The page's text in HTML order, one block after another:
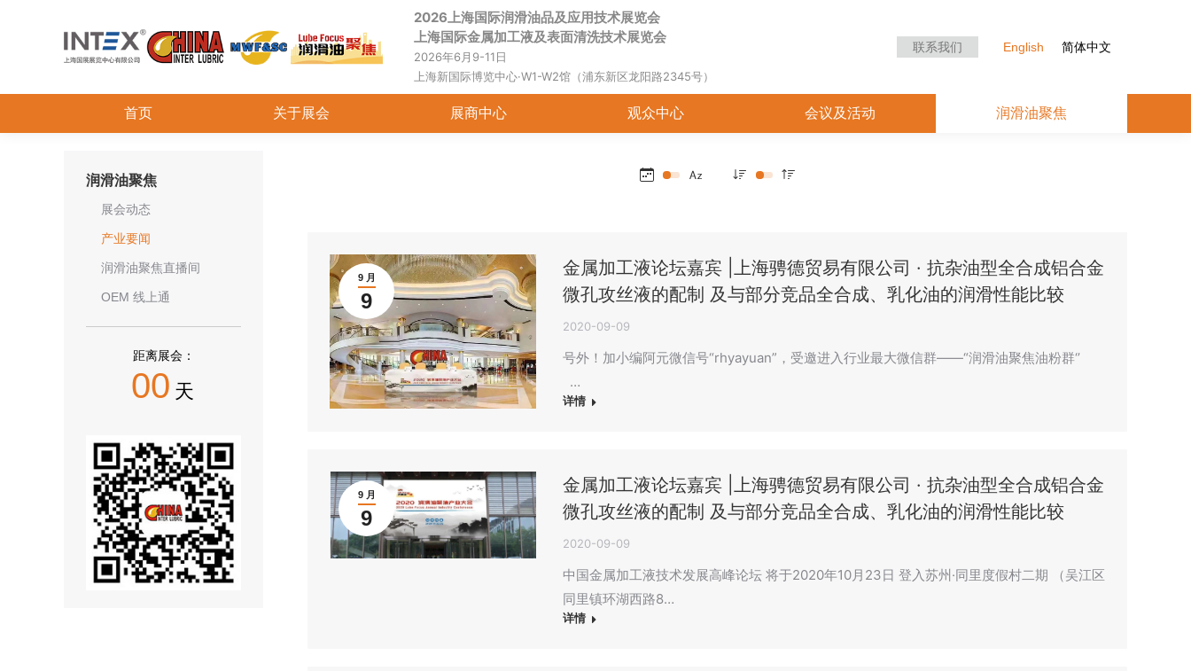
2026上海国际润滑油品及应用技术展览会
上海国际金属加工液及表面清洗技术展览会
2026年6月9-11日
上海新国际博览中心·W1-W2馆（浦东新区龙阳路2345号）
联系我们 English 简体中文
首页 关于展会 展商中心 观众中心 会议及活动 润滑油聚焦
9 月
9
金属加工液论坛嘉宾 |上海骋德贸易有限公司 · 抗杂油型全合成铝合金
微孔攻丝液的配制 及与部分竞品全合成、乳化油的润滑性能比较
2020-09-09
号外！加小编阿元微信号“rhyayuan”，受邀进入行业最大微信群——“润滑油聚焦油粉群‘’
…
详情
9 月
9
金属加工液论坛嘉宾 |上海骋德贸易有限公司 · 抗杂油型全合成铝合金
微孔攻丝液的配制 及与部分竞品全合成、乳化油的润滑性能比较
2020-09-09
中国金属加工液技术发展高峰论坛 将于2020年10月23日 登入苏州·同里度假村二期 （吴江区
同里镇环湖西路8…
详情
润滑油聚焦
展会动态
产业要闻
润滑油聚焦直播间
OEM 线上通
距离展会：
00 天
首页 关于展会 展商中心